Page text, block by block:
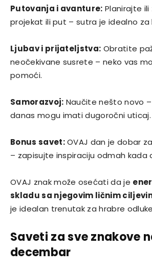
Putovanja i avanture: Planirajte
projekat ili put – sutra je idealno za
Ljubav i prijateljstva: Obratite
neočekivane susrete – neko vas
pomoći.
Samorazvoj: Naučite nešto novo
danas mogu imati dugoročni uticaj.
Bonus savet:OVAJ dan je dobar
– zapisujte inspiraciju odmah kada
OVAJ znak može osećati da je
skladu sa njegovim ličnim
je idealan trenutak za hrabre
Saveti za sve znakove
decembar